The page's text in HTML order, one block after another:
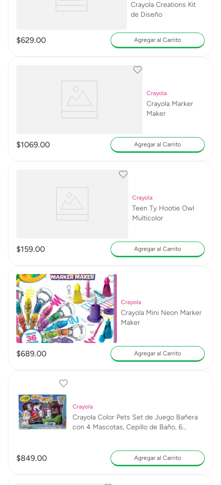
Crayola Creations Kit
de Diseño
$629.00 Agregar al Carrito
Crayola
Crayola Marker
Maker
$1069.00 Agregar al Carrito
Crayola
Teen Ty Hootie Owl
Multicolor
$159.00 Agregar al Carrito
Crayola
Crayola Mini Neon Marker
Maker
$689.00 Agregar al Carrito
Crayola
Crayola Color Pets Set de Juego Bañera
con 4 Mascotas, Cepillo de Baño, 6
$849.00 Agregar al Carrito